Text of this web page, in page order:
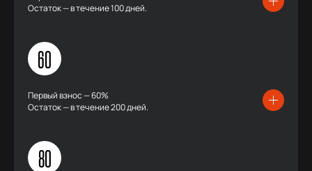
Остаток — в течение 100 дней.
60
Первый взнос — 60%
Остаток — в течение 200 дней.
80